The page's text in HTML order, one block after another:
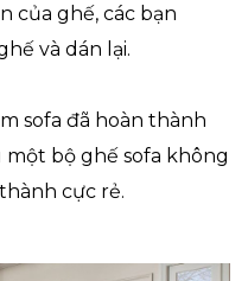
của ghế, các bạn
và dán lại.
sofa đã hoàn thành
một bộ ghế sofa không
cực rẻ.